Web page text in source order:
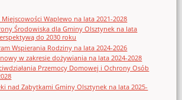
Waplewo na lata 2021-2028
Środowiska dla Gminy Olsztynek na lata
do 2030 roku
Wspierania Rodziny na lata 2024-2026
w zakresie dożywiania na lata 2024-2028
Przemocy Domowej i Ochrony Osób
nad Zabytkami Gminy Olsztynek na lata 2025-